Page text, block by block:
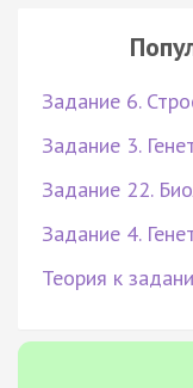
Задание 6.
Задание 3.
Задание 22.
Задание 4.
Теория к